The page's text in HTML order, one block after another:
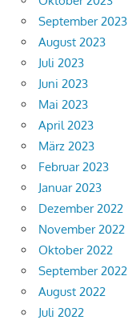
September 2023
August 2023
Juli 2023
Juni 2023
Mai 2023
April 2023
März 2023
Februar 2023
Januar 2023
Dezember 2022
November 2022
Oktober 2022
September 2022
August 2022
Juli 2022